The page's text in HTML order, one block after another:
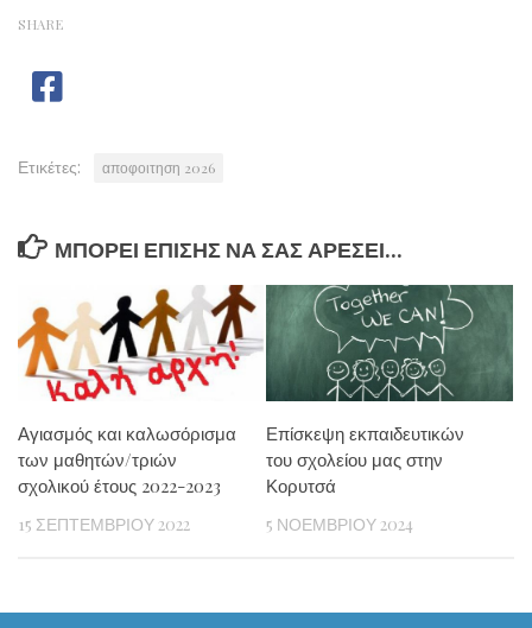
SHARE
Ετικέτες: αποφοιτηση 2026
ΜΠΟΡΕΊ ΕΠΊΣΗΣ ΝΑ ΣΑΣ ΑΡΈΣΕΙ...
Αγιασμός και καλωσόρισμα
των μαθητών/τριών
σχολικού έτους 2022-2023
15 ΣΕΠΤΕΜΒΡΊΟΥ 2022
Επίσκεψη εκπαιδευτικών
του σχολείου μας στην
Κορυτσά
5 ΝΟΕΜΒΡΊΟΥ 2024